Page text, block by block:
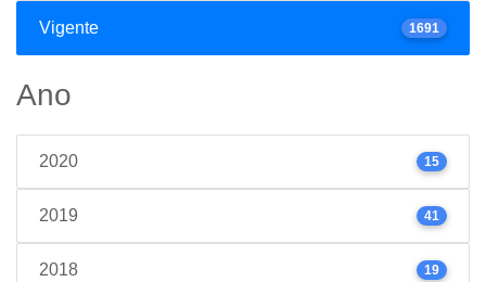
Vigente 1691
Ano
2020 15
2019 41
2018 19